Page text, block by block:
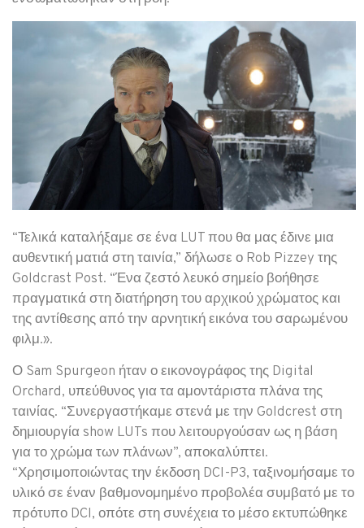
“Τελικά καταλήξαμε σε ένα LUT που θα μας έδινε μια
αυθεντική ματιά στη ταινία,” δήλωσε ο Rob Pizzey της
Goldcrast Post. “Ένα ζεστό λευκό σημείο βοήθησε
πραγματικά στη διατήρηση του αρχικού χρώματος και
της αντίθεσης από την αρνητική εικόνα του σαρωμένου
φιλμ.».
Ο Sam Spurgeon ήταν ο εικονογράφος της Digital
Orchard, υπεύθυνος για τα αμοντάριστα πλάνα της
ταινίας. “Συνεργαστήκαμε στενά με την Goldcrest στη
δημιουργία show LUTs που λειτουργούσαν ως η βάση
για το χρώμα των πλάνων”, αποκαλύπτει.
“Χρησιμοποιώντας την έκδοση DCI-P3, ταξινομήσαμε το
υλικό σε έναν βαθμονομημένο προβολέα συμβατό με το
πρότυπο DCI, οπότε στη συνέχεια το μέσο εκτυπώθηκε